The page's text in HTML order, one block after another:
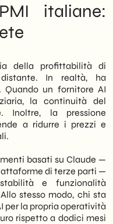
italiane:
della profittabilità di
In realtà, ha
Quando un fornitore AI
la continuità del
Inoltre, la pressione
a ridurre i prezzi e
basati su Claude —
di terze parti —
e funzionalità
stesso modo, chi sta
per la propria operatività
rispetto a dodici mesi